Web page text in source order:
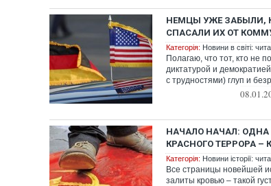
НЕМЦЫ УЖЕ ЗАБЫЛИ,
СПАСАЛИ ИХ ОТ
Категорія: Новини в світі:
Полагаю, что тот, кто не
диктатурой и
с трудностями) глуп и
НАЧАЛО НАЧАЛ:
КРАСНОГО ТЕРРОРА –
Категорія: Новини історії:
Все страницы новейшей
залиты кровью – такой